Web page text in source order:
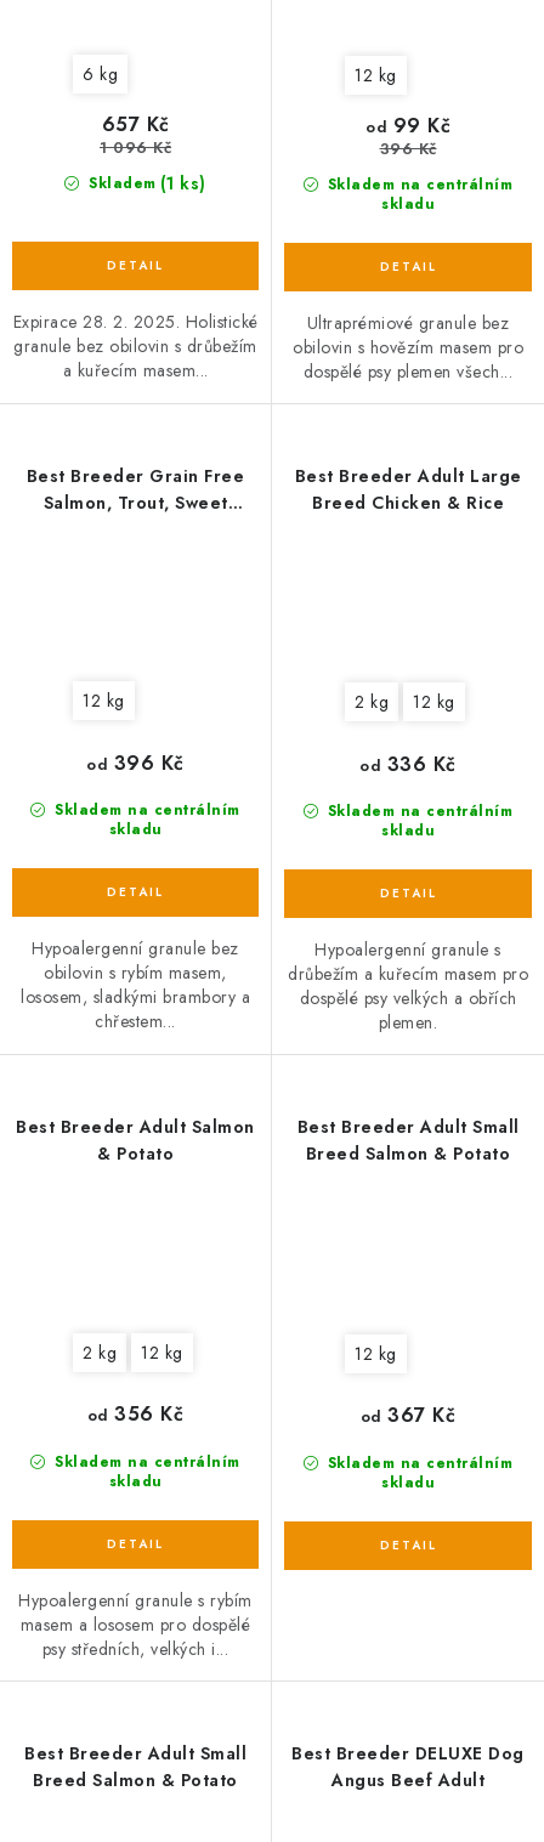
6 kg
Skladem (1 ks)
657 Kč
1 096 Kč
Expirace 28. 2. 2025. Holistické
granule bez obilovin s drůbežím
a kuřecím masem...
12 kg
Skladem na centrálním
skladu
od 99 Kč
396 Kč
Ultraprémiové granule bez
obilovin s hovězím masem pro
dospělé psy plemen všech...
Best Breeder Grain Free
Salmon, Trout, Sweet
12 kg
Skladem na centrálním
skladu
od 396 Kč
Hypoalergenní granule bez
obilovin s rybím masem,
lososem, sladkými brambory a
chřestem...
Best Breeder Adult Large
Breed Chicken & Rice
2 kg 12 kg
Skladem na centrálním
skladu
od 336 Kč
Hypoalergenní granule s
drůbežím a kuřecím masem pro
dospělé psy velkých a obřích
plemen.
Best Breeder Adult Salmon
& Potato
2 kg 12 kg
Skladem na centrálním
skladu
od 356 Kč
Hypoalergenní granule s rybím
masem a lososem pro dospělé
psy středních, velkých i...
Best Breeder Adult Small
Breed Salmon & Potato
12 kg
Skladem na centrálním
skladu
od 367 Kč
Best Breeder Adult Small
Breed Salmon & Potato
Best Breeder DELUXE Dog
Angus Beef Adult